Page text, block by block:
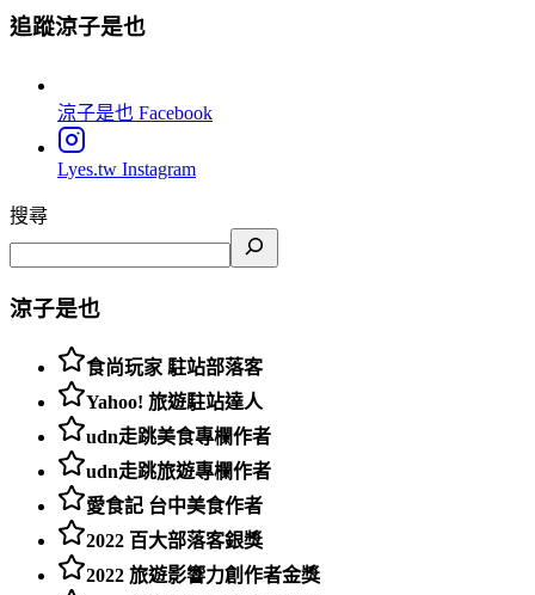
追蹤涼子是也
涼子是也 Facebook
Lyes.tw Instagram
搜尋
涼子是也
食尚玩家 駐站部落客
Yahoo! 旅遊駐站達人
udn走跳美食專欄作者
udn走跳旅遊專欄作者
愛食記 台中美食作者
2022 百大部落客銀獎
2022 旅遊影響力創作者金獎